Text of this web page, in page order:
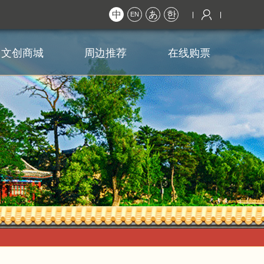
中 EN あ 한
文创商城 周边推荐 在线购票